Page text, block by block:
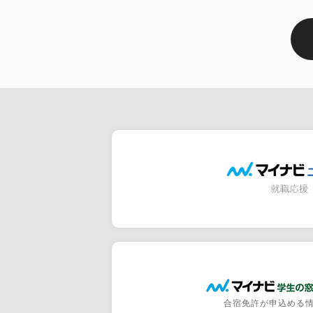
合宿免許が申込める